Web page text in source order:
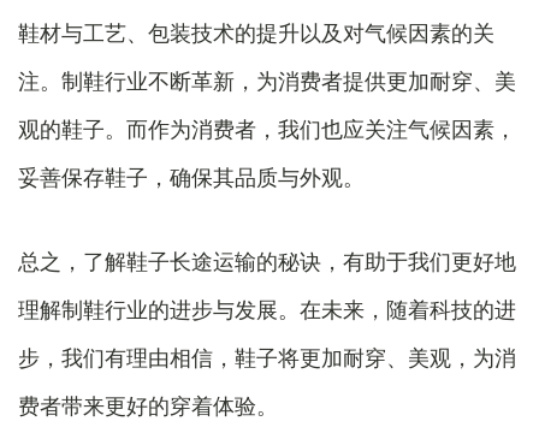
鞋材与工艺、包装技术的提升以及对气候因素的关
注。制鞋行业不断革新，为消费者提供更加耐穿、美
观的鞋子。而作为消费者，我们也应关注气候因素，
妥善保存鞋子，确保其品质与外观。
总之，了解鞋子长途运输的秘诀，有助于我们更好地
理解制鞋行业的进步与发展。在未来，随着科技的进
步，我们有理由相信，鞋子将更加耐穿、美观，为消
费者带来更好的穿着体验。